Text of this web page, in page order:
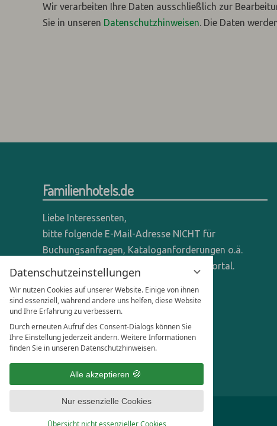
Datenschutzeinstellungen
Wir nutzen Cookies auf unserer Website. Einige von ihnen
sind essenziell, während andere uns helfen, diese Website
und Ihre Erfahrung zu verbessern.
Durch erneuten Aufruf des Consent-Dialogs können Sie
Ihre Einstellung jederzeit ändern. Weitere Informationen
finden Sie in unseren Datenschutzhinweisen.
Alle akzeptieren
Nur essenzielle Cookies
Übersicht nicht essenzieller Cookies
Wir verarbeiten Ihre Daten ausschließlich zur
Sie in unseren Datenschutzhinweisen. Die Daten
Familienhotels.de
Liebe Interessenten,
bitte folgende E-Mail-Adresse NICHT für
Buchungsanfragen, Kataloganforderungen o.ä.
verwenden - wir sind ein reines Online-Portal.
Anfragen dieser Art bitte direkt an die
entsprechenden Hotels senden.
Anfragen für Hoteliers & Agenturen:
office@familienhotels.de